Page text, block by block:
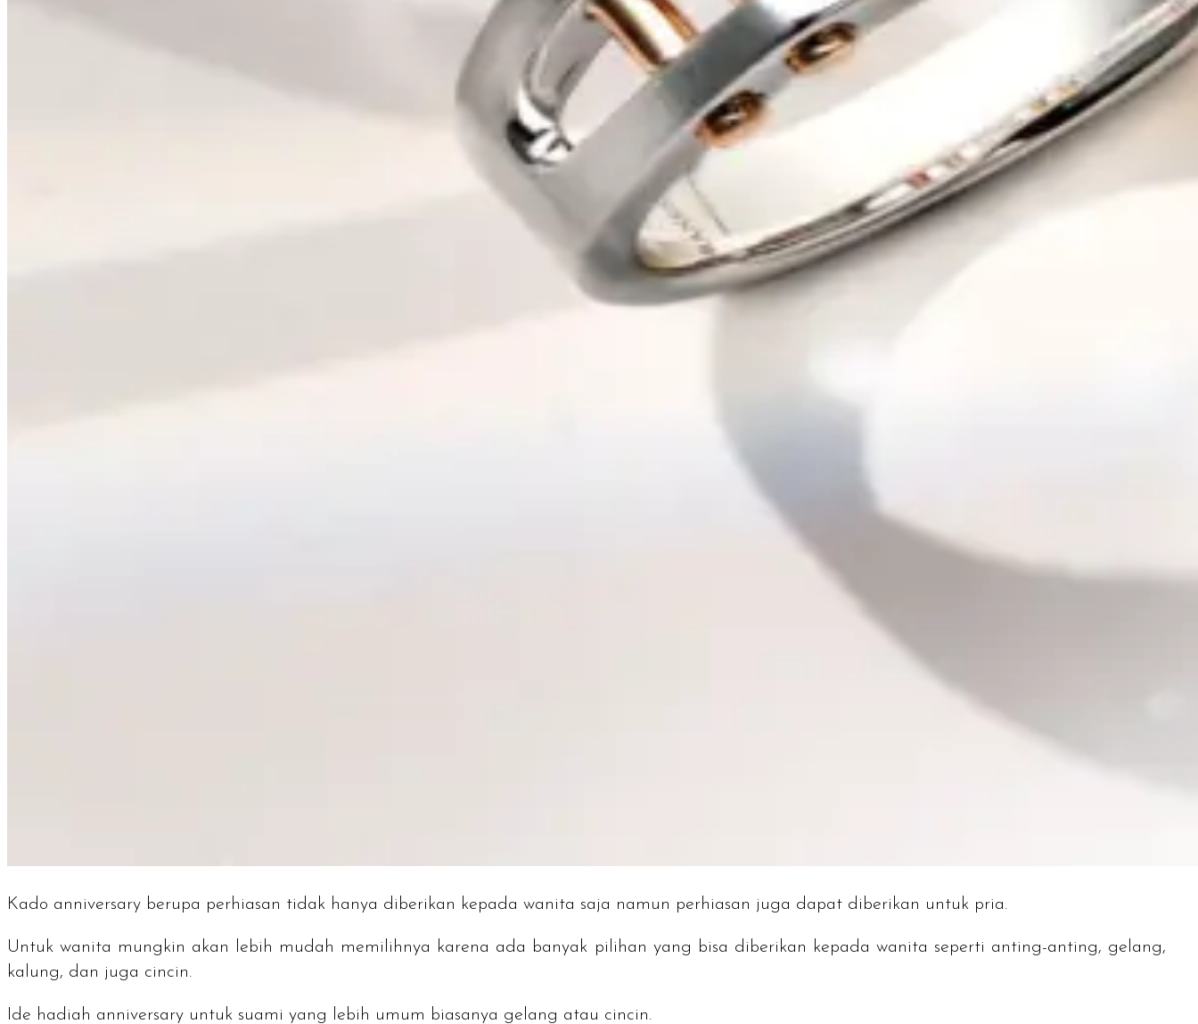
Kado anniversary berupa perhiasan tidak hanya diberikan kepada wanita saja namun perhiasan juga dapat diberikan untuk pria.
Untuk wanita mungkin akan lebih mudah memilihnya karena ada banyak pilihan yang bisa diberikan kepada wanita seperti anting-anting, gelang,
kalung, dan juga cincin.
Ide hadiah anniversary untuk suami yang lebih umum biasanya gelang atau cincin.